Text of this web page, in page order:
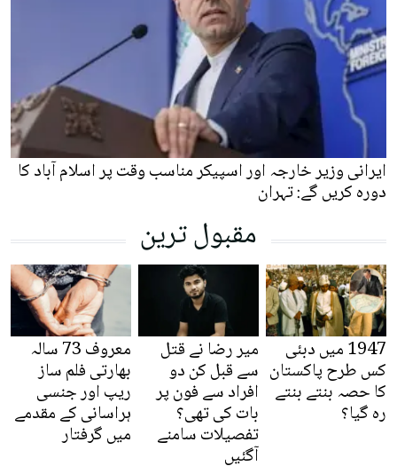
ایرانی وزیر خارجہ اور اسپیکر مناسب وقت پر اسلام آباد کا
دورہ کریں گے: تہران
مقبول ترین
1947 میں دبئی
کس طرح پاکستان
کا حصہ بنتے بنتے
رہ گیا؟
میر رضا نے قتل
سے قبل کن دو
افراد سے فون پر
بات کی تھی؟
تفصیلات سامنے
آگئیں
معروف 73 سالہ
بھارتی فلم ساز
ریپ اور جنسی
ہراسانی کے مقدمے
میں گرفتار